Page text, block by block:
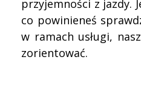
przyjemności z jazdy.
co powinieneś
w ramach usługi,
zorientować.